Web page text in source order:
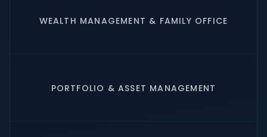
WEALTH MANAGEMENT & FAMILY OFFICE
PORTFOLIO & ASSET MANAGEMENT